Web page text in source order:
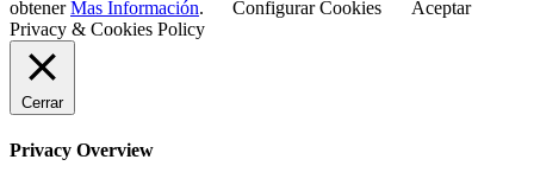
obtenerMas Información. Configurar Cookies
Aceptar
Privacy & Cookies Policy
Cerrar
Privacy Overview